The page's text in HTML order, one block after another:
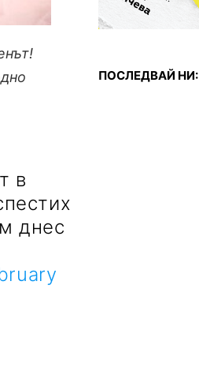
в
днес
ПОСЛЕДВАЙ НИ: